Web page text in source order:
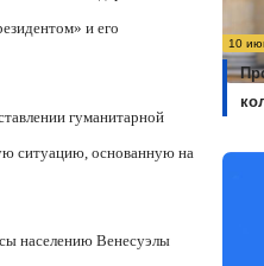
и его
гуманитарной
ситуацию, основанную на
населению Венесуэлы
10